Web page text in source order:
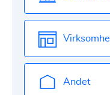
Andet